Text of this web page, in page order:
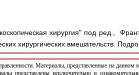
хирургия" под ред.,
хирургических вмешательств.
Материалы, представленные на
представлены исключительно в